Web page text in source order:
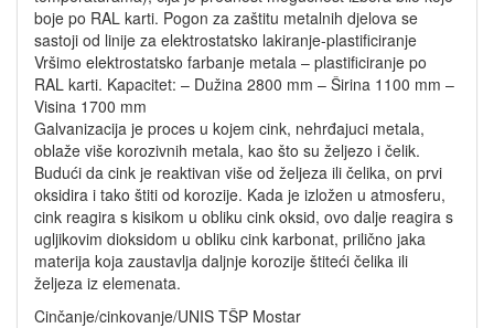
boje po RAL karti. Pogon za zaštitu metalnih djelova se
sastoji od linije za elektrostatsko lakiranje-plastificiranje
Vršimo elektrostatsko farbanje metala – plastificiranje po
RAL karti. Kapacitet: – Dužina 2800 mm – Širina 1100 mm –
Visina 1700 mm
Galvanizacija je proces u kojem cink, nehrđajuci metala,
oblaže više korozivnih metala, kao što su željezo i čelik.
Budući da cink je reaktivan više od željeza ili čelika, on prvi
oksidira i tako štiti od korozije. Kada je izložen u atmosferu,
cink reagira s kisikom u obliku cink oksid, ovo dalje reagira s
ugljikovim dioksidom u obliku cink karbonat, prilično jaka
materija koja zaustavlja daljnje korozije štiteći čelika ili
željeza iz elemenata.
Cinčanje/cinkovanje/UNIS TŠP Mostar